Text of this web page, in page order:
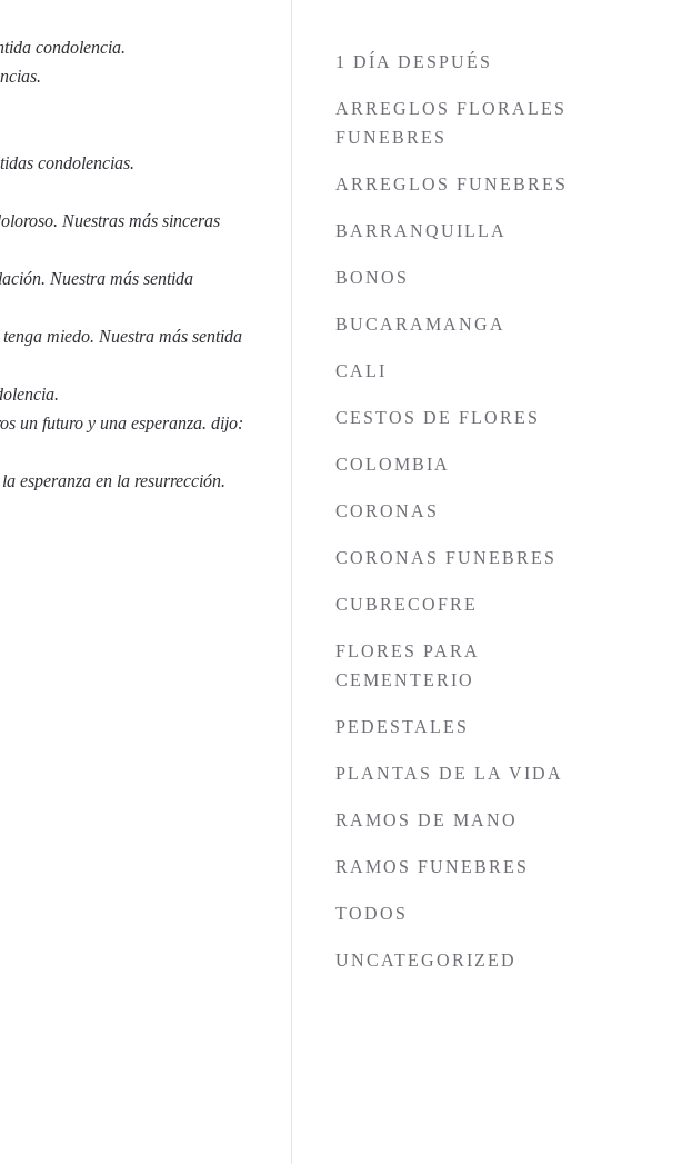
condolencia.
condolencias.
Nuestras más sinceras
Nuestra más sentida
miedo. Nuestra más sentida
un futuro y una esperanza. dijo:
esperanza en la resurrección.
1 DÍA DESPUÉS
ARREGLOS FLORALES
FUNEBRES
ARREGLOS FUNEBRES
BARRANQUILLA
BONOS
BUCARAMANGA
CALI
CESTOS DE FLORES
COLOMBIA
CORONAS
CORONAS FUNEBRES
CUBRECOFRE
FLORES PARA
CEMENTERIO
PEDESTALES
PLANTAS DE LA VIDA
RAMOS DE MANO
RAMOS FUNEBRES
TODOS
UNCATEGORIZED